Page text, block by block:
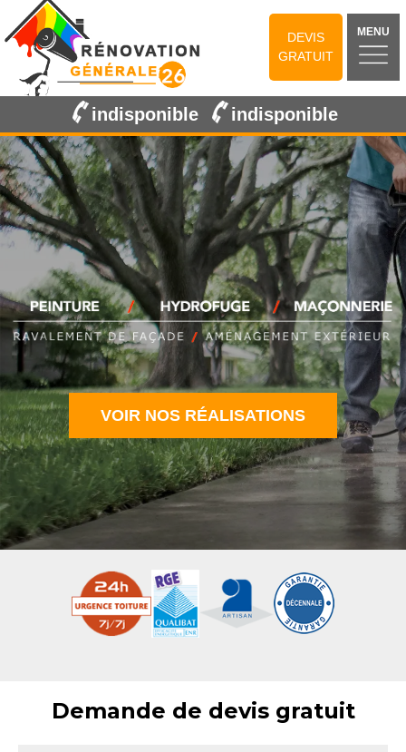
DEVIS
GRATUIT
MENU
indisponible indisponible
VOIR NOS RÉALISATIONS
Demande de devis gratuit